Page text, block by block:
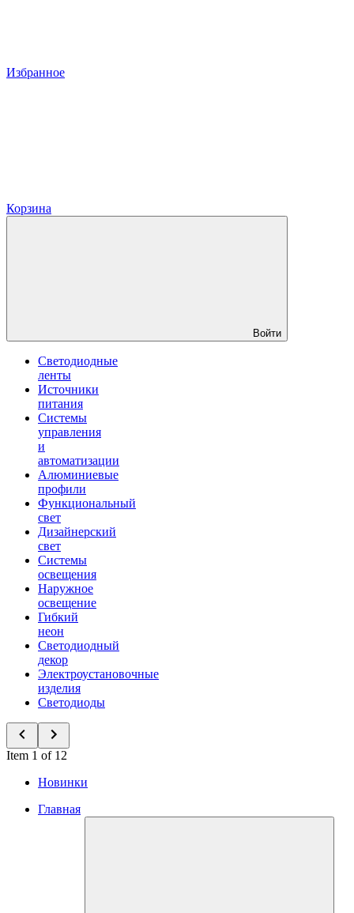
Избранное
Корзина
Войти
Светодиодные
ленты
Источники
питания
Системы
управления
и
автоматизации
Алюминиевые
профили
Функциональный
свет
Дизайнерский
свет
Системы
освещения
Наружное
освещение
Гибкий
неон
Светодиодный
декор
Электроустановочные
изделия
Светодиоды
Item 1 of 12
Новинки
Главная